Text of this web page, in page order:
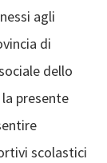
agli
di
dello
presente
scolastici